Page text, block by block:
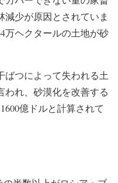
減少が原因とされていま
万ヘクタールの土地が砂
ばつによって失われる土
われ、砂漠化を改善する
億ドルと計算されて